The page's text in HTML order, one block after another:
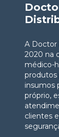
A Doctor
2020 na
médico-
produtos
insumos
próprio,
clientes